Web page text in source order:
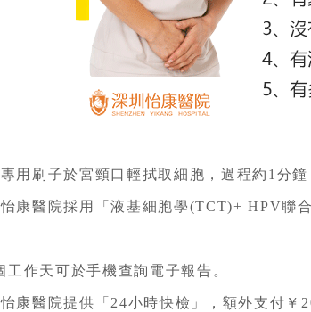
用刷子於宮頸口輕拭取細胞，過程約1分鐘
康醫院採用「液基細胞學(TCT)+ HPV聯
工作天可於手機查詢電子報告。
康醫院提供「24小時快檢」，額外支付￥